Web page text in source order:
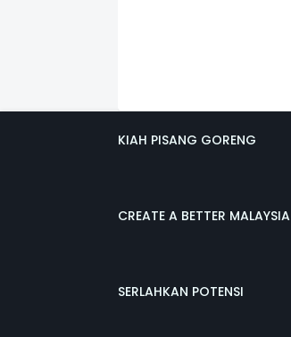
KIAH PISANG GORENG
CREATE A BETTER MALAYSIA
SERLAHKAN POTENSI